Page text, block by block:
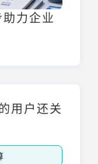
力企业
用户还关